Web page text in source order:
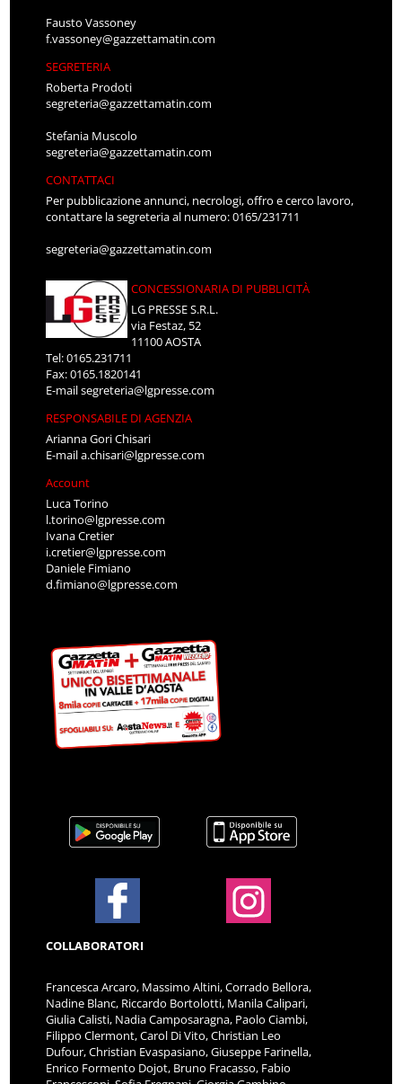
Fausto Vassoney
f.vassoney@gazzettamatin.com
SEGRETERIA
Roberta Prodoti
segreteria@gazzettamatin.com
Stefania Muscolo
segreteria@gazzettamatin.com
CONTATTACI
Per pubblicazione annunci, necrologi, offro e cerco lavoro,
contattare la segreteria al numero: 0165/231711
segreteria@gazzettamatin.com
CONCESSIONARIA DI PUBBLICITÀ
LG PRESSE S.R.L.
via Festaz, 52
11100 AOSTA
Tel: 0165.231711
Fax: 0165.1820141
E-mailsegreteria@lgpresse.com
RESPONSABILE DI AGENZIA
Arianna Gori Chisari
E-maila.chisari@lgpresse.com
Account
Luca Torino
l.torino@lgpresse.com
Ivana Cretier
i.cretier@lgpresse.com
Daniele Fimiano
d.fimiano@lgpresse.com
COLLABORATORI
Francesca Arcaro, Massimo Altini, Corrado Bellora,
Nadine Blanc, Riccardo Bortolotti, Manila Calipari,
Giulia Calisti, Nadia Camposaragna, Paolo Ciambi,
Filippo Clermont, Carol Di Vito, Christian Leo
Dufour, Christian Evaspasiano, Giuseppe Farinella,
Enrico Formento Dojot, Bruno Fracasso, Fabio